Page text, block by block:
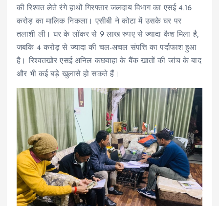
की रिश्वत लेते रंगे हाथों गिरफ्तार जलदाय विभाग का एसई 4.16
करोड़ का मालिक निकला। एसीबी ने कोटा में उसके घर पर
तलाशी ली। घर के लॉकर से 9 लाख रुपए से ज्यादा कैश मिला है,
जबकि 4 करोड़ से ज्यादा की चल-अचल संपत्ति का पर्दाफाश हुआ
है। रिश्वतखोर एसई अनिल कछवाहा के बैंक खातों की जांच के बाद
और भी कई बड़े खुलासे हो सकते हैं।